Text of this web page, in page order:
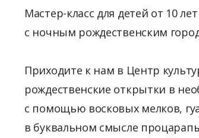
Мастер-класс для детей от 10
с ночным рождественским
Приходите к нам в Центр
рождественские открытки в
с помощью восковых мелков,
в буквальном смысле